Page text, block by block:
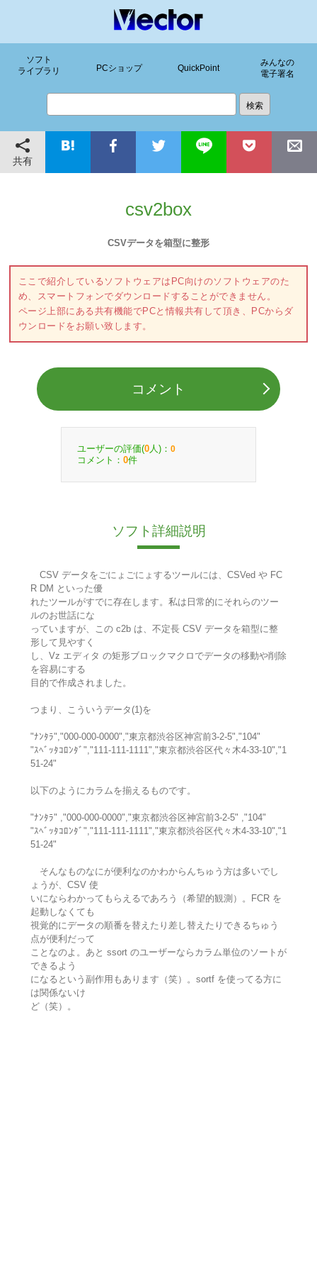
ソフト
ライブラリ
PCショップ QuickPoint
みんなの
電子署名
共有
csv2box
CSVデータを箱型に整形
ここで紹介しているソフトウェアはPC向けのソフトウェアのた
め、スマートフォンでダウンロードすることができません。
ページ上部にある共有機能でPCと情報共有して頂き、PCからダ
ウンロードをお願い致します。
コメント
ユーザーの評価(0 人)： 0
コメント： 0件
ソフト詳細説明
CSV データをごにょごにょするツールには、CSVed や FC
R DM といった優
れたツールがすでに存在します。私は日常的にそれらのツー
ルのお世話にな
っていますが、この c2b は、不定長 CSV データを箱型に整
形して見やすく
し、Vz エディタ の矩形ブロックマクロでデータの移動や削除
を容易にする
目的で作成されました。
つまり、こういうデータ(1)を
"ﾅﾝﾀﾗ","000-000-0000","東京都渋谷区神宮前3-2-5","104"
"ｽﾍﾞｯﾀｺﾛﾝﾀﾞ","111-111-1111","東京都渋谷区代々木4-33-10","1
51-24"
以下のようにカラムを揃えるものです。
"ﾅﾝﾀﾗ" ,"000-000-0000","東京都渋谷区神宮前3-2-5" ,"104"
"ｽﾍﾞｯﾀｺﾛﾝﾀﾞ","111-111-1111","東京都渋谷区代々木4-33-10","1
51-24"
そんなものなにが便利なのかわからんちゅう方は多いでし
ょうが、CSV 使
いにならわかってもらえるであろう（希望的観測）。FCR を
起動しなくても
視覚的にデータの順番を替えたり差し替えたりできるちゅう
点が便利だって
ことなのよ。あと ssort のユーザーならカラム単位のソートが
できるよう
になるという副作用もあります（笑）。sortf を使ってる方に
は関係ないけ
ど（笑）。